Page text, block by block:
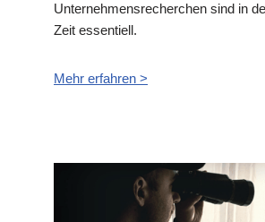
Unternehmensrecherchen sind in
Zeit essentiell.
Mehr erfahren >